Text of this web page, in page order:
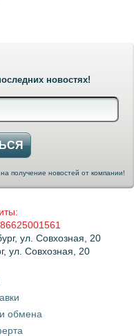
новостях!
получение новостей от компании!
ул. Совхозная, 20
ул. Совхозная, 20
обмена